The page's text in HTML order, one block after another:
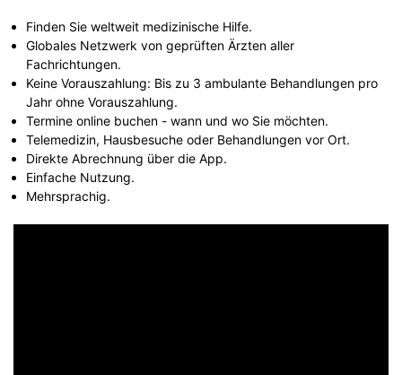
Finden Sie weltweit medizinische Hilfe.
Globales Netzwerk von geprüften Ärzten aller
Fachrichtungen.
Keine Vorauszahlung: Bis zu 3 ambulante Behandlungen pro
Jahr ohne Vorauszahlung.
Termine online buchen - wann und wo Sie möchten.
Telemedizin, Hausbesuche oder Behandlungen vor Ort.
Direkte Abrechnung über die App.
Einfache Nutzung.
Mehrsprachig.